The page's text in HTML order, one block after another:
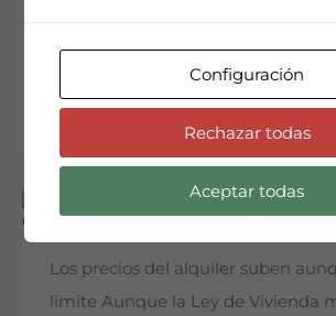
Seguir leyendo
Los precios del alquiler suben
limite Aunque la Ley de Vivienda
Configuración
Rechazar todas
Aceptar todas